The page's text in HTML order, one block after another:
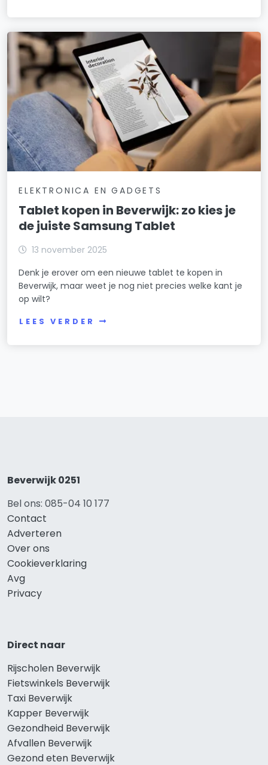
ELEKTRONICA EN GADGETS
Tablet kopen in Beverwijk: zo kies je
de juiste Samsung Tablet
13 november 2025
Denk je erover om een nieuwe tablet te kopen in
Beverwijk, maar weet je nog niet precies welke kant je
op wilt?
LEES VERDER
Beverwijk 0251
Bel ons: 085-04 10 177
Contact
Adverteren
Over ons
Cookieverklaring
Avg
Privacy
Direct naar
Rijscholen Beverwijk
Fietswinkels Beverwijk
Taxi Beverwijk
Kapper Beverwijk
Gezondheid Beverwijk
Afvallen Beverwijk
Gezond eten Beverwijk